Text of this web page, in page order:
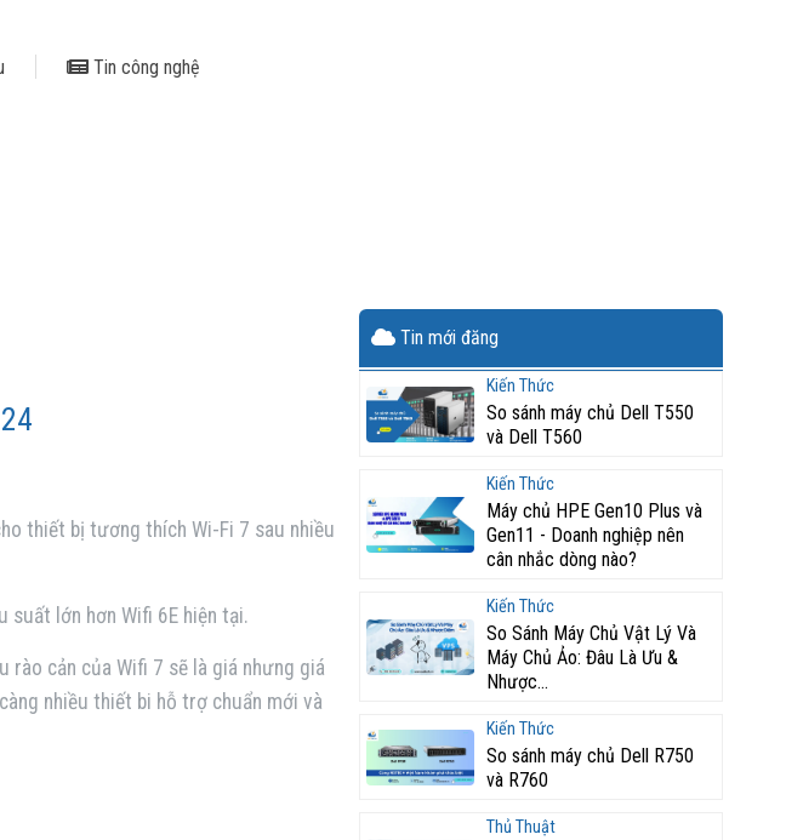
Tin công nghệ
thiết bị tương thích Wi-Fi 7 sau nhiều
suất lớn hơn Wifi 6E hiện tại.
rào cản của Wifi 7 sẽ là giá nhưng giá
nhiều thiết bi hỗ trợ chuẩn mới và
Tin mới đăng
Kiến Thức
So sánh máy chủ Dell T550
và Dell T560
Kiến Thức
Máy chủ HPE Gen10 Plus và
Gen11 - Doanh nghiệp nên
cân nhắc dòng nào?
Kiến Thức
So Sánh Máy Chủ Vật Lý Và
Máy Chủ Ảo: Đâu Là Ưu &
Nhược...
Kiến Thức
So sánh máy chủ Dell R750
và R760
Thủ Thuật